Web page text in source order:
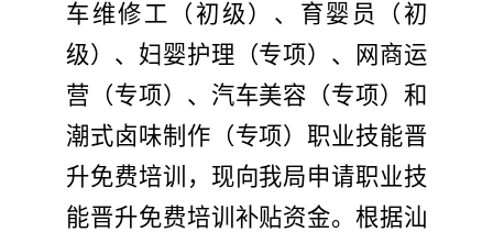
车维修工（初级） 、育婴员（初
级）、妇婴护理（专项）、网商运
营（专项）、汽车美容（专项） 和
潮式卤味制作（专项）职业技能晋
升免费培训，现向我局申请职业技
能晋升免费培训补贴资金。根据汕